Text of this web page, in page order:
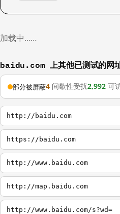
加载中……
baidu.com 上其他已测试的网
部分被屏蔽4 间歇性受扰2,992 可
http://baidu.com
https://baidu.com
http://www.baidu.com
http://map.baidu.com
http://www.baidu.com/s?wd=